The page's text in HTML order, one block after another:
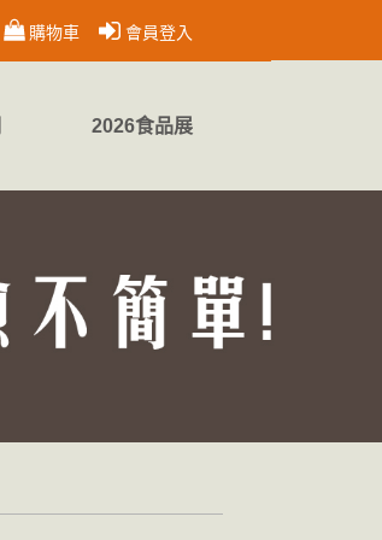
購物車 會員登入
2026食品展